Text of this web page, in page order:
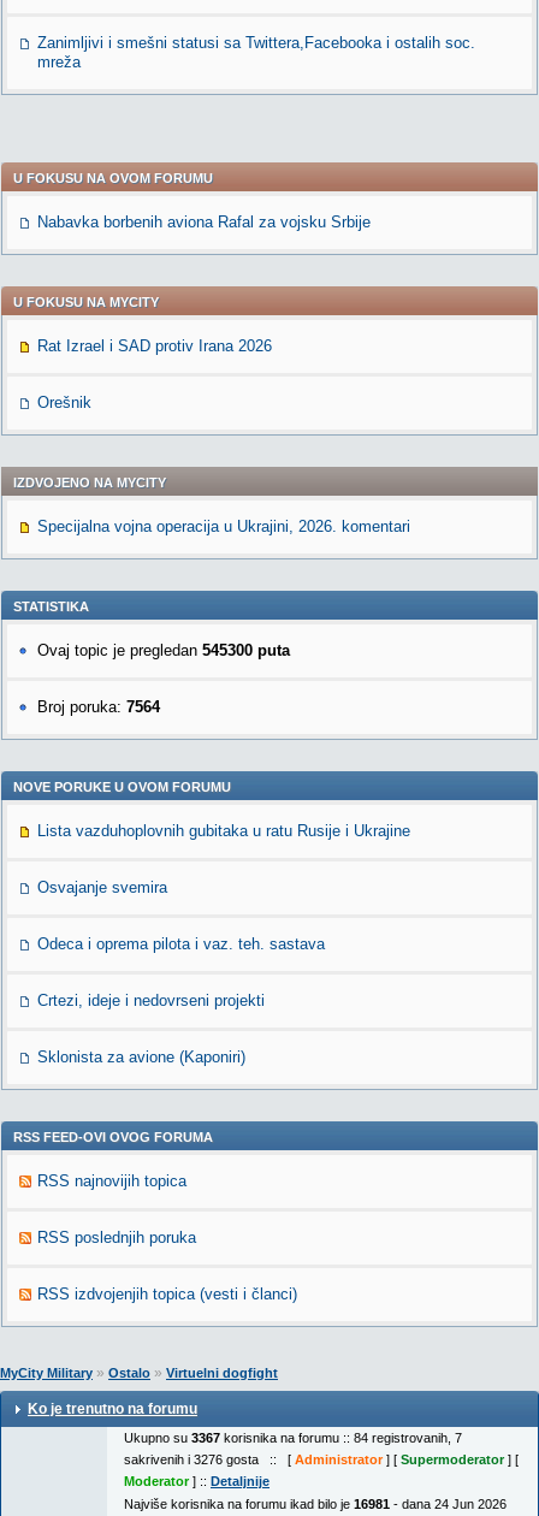
Zanimljivi i smešni statusi sa Twittera,Facebooka i ostalih soc.
mreža
U FOKUSU NA OVOM FORUMU
Nabavka borbenih aviona Rafal za vojsku Srbije
U FOKUSU NA MYCITY
Rat Izrael i SAD protiv Irana 2026
Orešnik
IZDVOJENO NA MYCITY
Specijalna vojna operacija u Ukrajini, 2026. komentari
STATISTIKA
Ovaj topic je pregledan 545300 puta
Broj poruka: 7564
NOVE PORUKE U OVOM FORUMU
Lista vazduhoplovnih gubitaka u ratu Rusije i Ukrajine
Osvajanje svemira
Odeca i oprema pilota i vaz. teh. sastava
Crtezi, ideje i nedovrseni projekti
Sklonista za avione (Kaponiri)
RSS FEED-OVI OVOG FORUMA
RSS najnovijih topica
RSS poslednjih poruka
RSS izdvojenjih topica (vesti i članci)
MyCity Military » Ostalo » Virtuelni dogfight
Ko je trenutno na forumu
Ukupno su 3367 korisnika na forumu :: 84 registrovanih, 7
sakrivenih i 3276 gosta :: [ Administrator] [ Supermoderator] [
Moderator] :: Detaljnije
Najviše korisnika na forumu ikad bilo je 16981 - dana 24 Jun 2026